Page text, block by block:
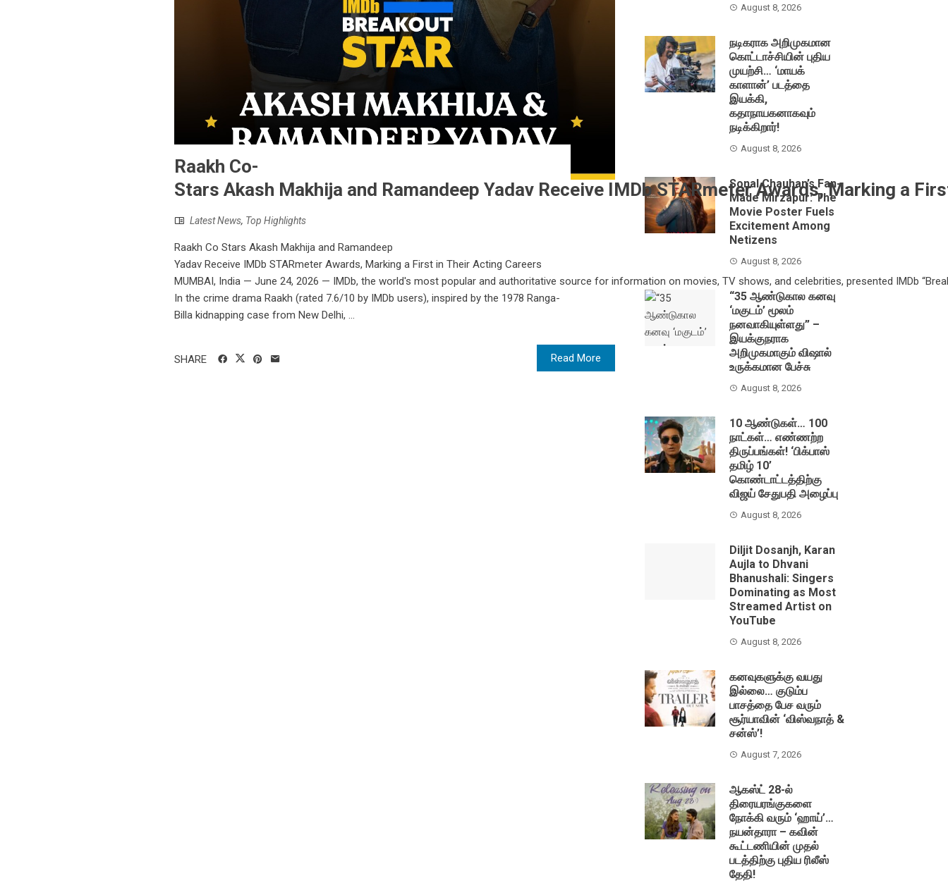
Raakh Co-
Stars Akash Makhija and Ramandeep Yadav Receive IMDb STARmeter Awards, Marking a
Latest News, Top Highlights
Raakh Co Stars Akash Makhija and Ramandeep
Yadav Receive IMDb STARmeter Awards, Marking a First in Their Acting Careers
MUMBAI, India — June 24, 2026 — IMDb, the world's most popular and authoritative source for information on movies, TV shows, and celebrities, presented IMDb
In the crime drama Raakh (rated 7.6/10 by IMDb users), inspired by the 1978 Ranga-
Billa kidnapping case from New Delhi, ...
Read More
SHARE
August 8, 2026
நடிகராக அறிமுகமான
கொட்டாச்சியின் புதிய
முயற்சி… ‘மாயக்
காளான்’ படத்தை
இயக்கி,
கதாநாயகனாகவும்
நடிக்கிறார்!
August 8, 2026
Sonal Chauhan’s Fan-
Made Mirzapur: The
Movie Poster Fuels
Excitement Among
Netizens
August 8, 2026
“35 ஆண்டுகால கனவு
‘மகுடம்’ மூலம்
நனவாகியுள்ளது” –
இயக்குநராக
அறிமுகமாகும் விஷால்
உருக்கமான பேச்சு
August 8, 2026
10 ஆண்டுகள்… 100
நாட்கள்… எண்ணற்ற
திருப்பங்கள்! ‘பிக்பாஸ்
தமிழ் 10’
கொண்டாட்டத்திற்கு
விஜய் சேதுபதி அழைப்பு
August 8, 2026
Diljit Dosanjh, Karan
Aujla to Dhvani
Bhanushali: Singers
Dominating as Most
Streamed Artist on
YouTube
August 8, 2026
கனவுகளுக்கு வயது
இல்லை… குடும்ப
பாசத்தை பேச வரும்
சூர்யாவின் ‘விஸ்வநாத் &
சன்ஸ்’!
August 7, 2026
ஆகஸ்ட் 28-ல்
திரையரங்குகளை
நோக்கி வரும் ‘ஹாய்’…
நயன்தாரா – கவின்
கூட்டணியின் முதல்
படத்திற்கு புதிய ரிலீஸ்
தேதி!